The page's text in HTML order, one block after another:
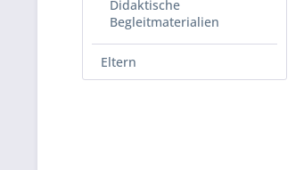
Didaktische
Begleitmaterialien
Eltern